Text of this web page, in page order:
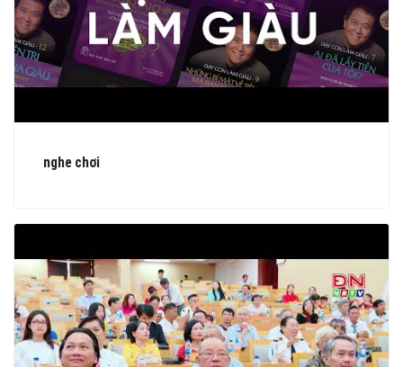
nghe chơi